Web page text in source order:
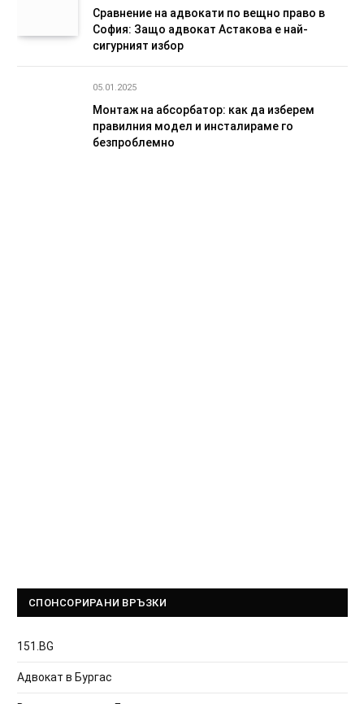
Сравнение на адвокати по вещно право в
София: Защо адвокат Астакова е най-
сигурният избор
05.01.2025
Монтаж на абсорбатор: как да изберем
правилния модел и инсталираме го
безпроблемно
СПОНСОРИРАНИ ВРЪЗКИ
151.BG
Адвокат в Бургас